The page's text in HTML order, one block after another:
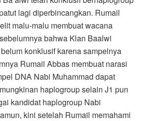
lagi diperbincangkan. Rumail
malu-malu membuat wacana
bahwa Klan Baalwi
konklusif karena sampelnya
Rumail Abbas membuat narasi
DNA Nabi Muhammad dapat
haplogroup selain J1 pun
kandidat haplogroup Nabi
kini setelah Rumail memahami